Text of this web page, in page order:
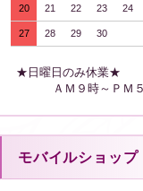
20 21 22 23 24
27 28 29 30
★日曜日のみ
ＡＭ９時～ＰＭ５
モバイルショップ